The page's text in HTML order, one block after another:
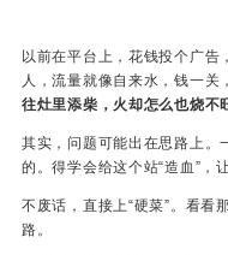
以前在平台上，花钱投个广
人，流量就像自来水，钱一
往灶里添柴，火却怎么也烧不
其实，问题可能出在思路上。
的。得学会给这个站“造血”，
不废话，直接上“硬菜”。看看
路。